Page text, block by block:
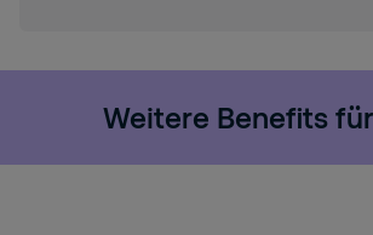
Weitere Benefits